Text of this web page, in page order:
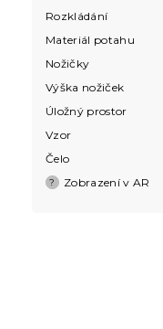
Rozkládání
Materiál potahu
Nožičky
Výška nožiček
Úložný prostor
Vzor
Čelo
? Zobrazení v AR